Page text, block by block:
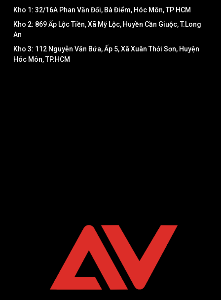
Kho 1: 32/16A Phan Văn Đối, Bà Điểm, Hóc Môn, TP HCM
Kho 2: 869 Ấp Lộc Tiền, Xã Mỹ Lộc, Huyền Cần Giuộc, T.Long
An
Kho 3: 112 Nguyễn Văn Bứa, Ấp 5, Xã Xuân Thới Sơn, Huyện
Hóc Môn, TP.HCM